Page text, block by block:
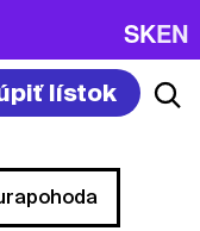
SKEN
lístok